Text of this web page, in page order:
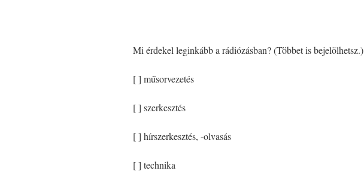
Mi érdekel leginkább a rádiózásban? (Többet is bejelölhetsz.)
[ ] műsorvezetés
[ ] szerkesztés
[ ] hírszerkesztés, -olvasás
[ ] technika